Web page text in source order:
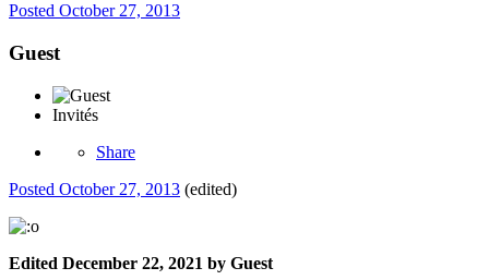
Posted October 27, 2013
Guest
Invités
Share
Posted October 27, 2013 (edited)
Edited December 22, 2021 by Guest